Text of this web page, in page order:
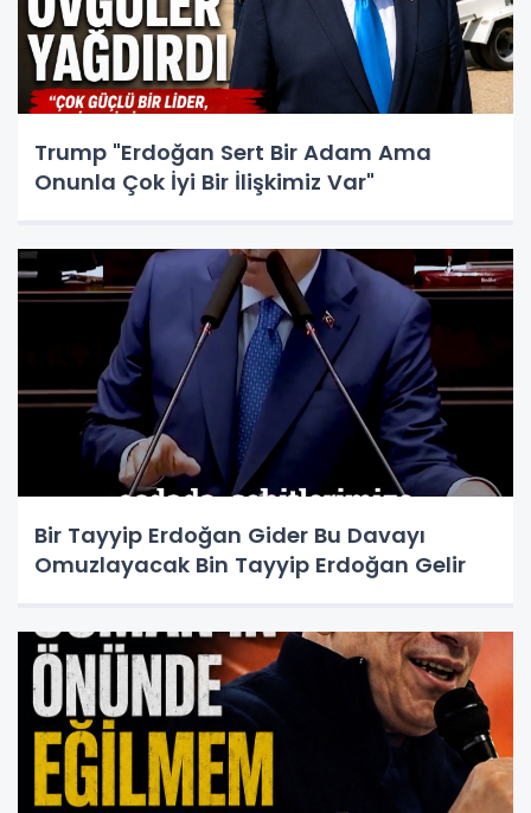
Trump "Erdoğan Sert Bir Adam Ama
Onunla Çok İyi Bir İlişkimiz Var"
Bir Tayyip Erdoğan Gider Bu Davayı
Omuzlayacak Bin Tayyip Erdoğan Gelir